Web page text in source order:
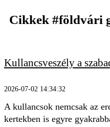
Cikkek #földvári
Kullancsveszély a
2026-07-02 14:34:32
A kullancsok nemcsak az
kertekben is egyre